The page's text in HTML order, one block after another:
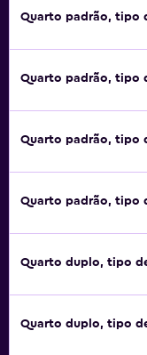
Quarto padrão, tipo
Quarto padrão, tipo
Quarto padrão, tipo
Quarto padrão, tipo
Quarto duplo, tipo
Quarto duplo, tipo